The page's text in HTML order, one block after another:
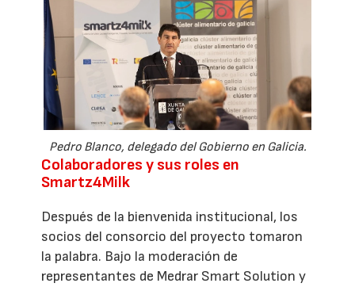
Pedro Blanco, delegado del Gobierno en Galicia.
Colaboradores y sus roles en
Smartz4Milk
Después de la bienvenida institucional, los
socios del consorcio del proyecto tomaron
la palabra. Bajo la moderación de
representantes de Medrar Smart Solution y